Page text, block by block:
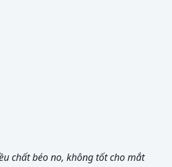
chất béo no, không tốt cho mắt